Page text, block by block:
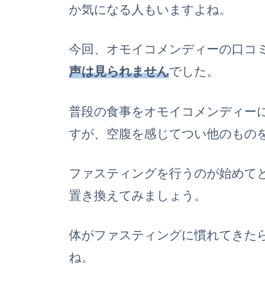
か気になる人もいますよね。
今回、オモイコメンディーの口コ
声は見られませんでした。
普段の食事をオモイコメンディー
すが、空腹を感じてつい他のもの
ファスティングを行うのが始めて
置き換えてみましょう。
体がファスティングに慣れてきた
ね。